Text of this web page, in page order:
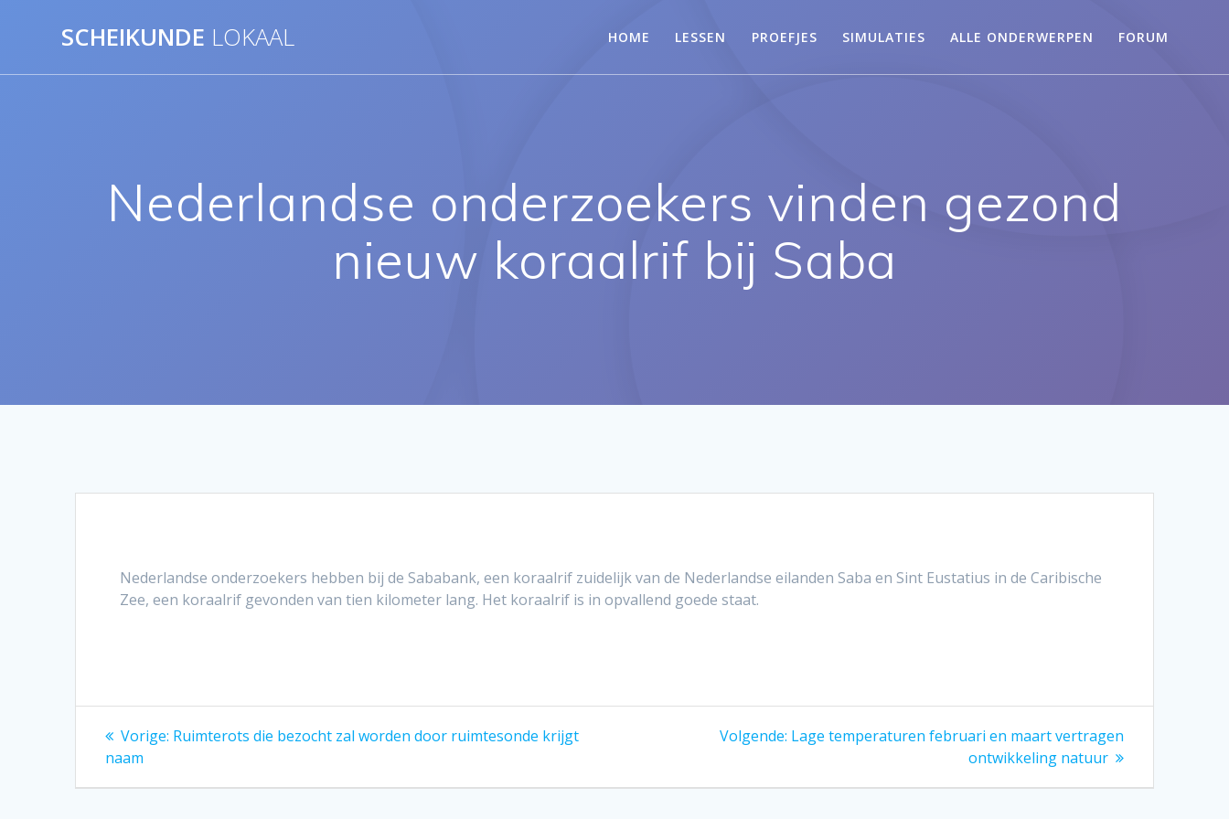
inhoud
SCHEIKUNDE LOKAAL HOME LESSEN PROEFJES SIMULATIES ALLE ONDERWERPEN FORUM
Nederlandse onderzoekers vinden gezond
nieuw koraalrif bij Saba
Nederlandse onderzoekers hebben bij de Sababank, een koraalrif zuidelijk van de Nederlandse eilanden Saba en Sint Eustatius in de Caribische
Zee, een koraalrif gevonden van tien kilometer lang. Het koraalrif is in opvallend goede staat.
Bericht
navigatie
Vorige: Vorig
Ruimterots die bezocht zal worden door ruimtesonde krijgt
naam
Volgende: Volgend
Lage temperaturen februari en maart vertragen
ontwikkeling natuur